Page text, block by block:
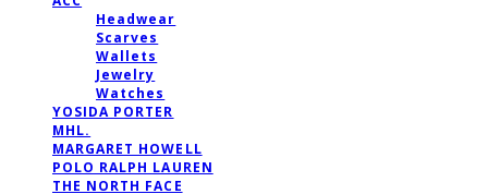
Headwear
Scarves
Wallets
Jewelry
Watches
YOSIDA PORTER
MHL.
MARGARET HOWELL
POLO RALPH LAUREN
THE NORTH FACE